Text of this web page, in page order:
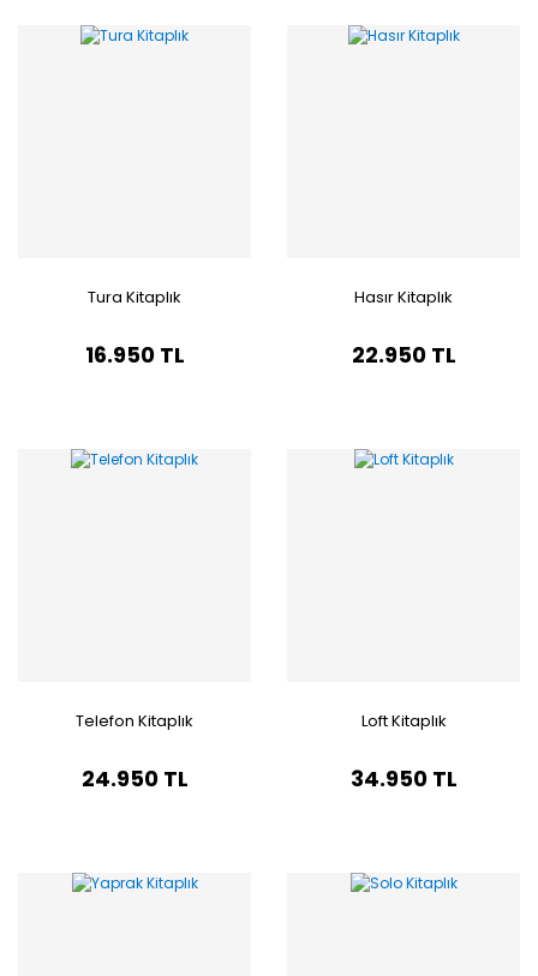
Tura Kitaplık
16.950 TL
Hasır Kitaplık
22.950 TL
Telefon Kitaplık
24.950 TL
Loft Kitaplık
34.950 TL